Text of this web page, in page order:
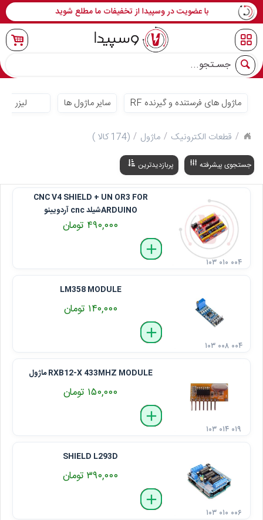
با عضویت در وسپیدا از تخفیفات ما مطلع شوید
ماژول های فرستنده و گیرنده RF سایر ماژول ها لیزر
قطعات الکترونیک ماژول (174 کالا )
جستجوی پیشرفته پربازدیدترین
CNC V4 SHIELD + UN OR3 FOR
ARDUINOشیلد cnc آردویینو
۴۹۰,۰۰۰ تومان
delete
remove
add
۱۰۳ ۰۱۰ ۰۰۴
LM358 MODULE
۱۴۰,۰۰۰ تومان
delete
remove
add
۱۰۳ ۰۰۸ ۰۰۴
RXB12-X 433MHZ MODULE ماژول
۱۵۰,۰۰۰ تومان
delete
remove
add
۱۰۳ ۰۱۴ ۰۱۹
SHIELD L293D
۳۹۰,۰۰۰ تومان
delete
remove
add
۱۰۳ ۰۱۰ ۰۰۶